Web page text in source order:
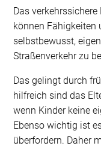
Das
können Fähigkeiten
selbstbewusst,
Straßenverkehr zu
Das gelingt durch
hilfreich sind das
wenn Kinder keine
Ebenso wichtig ist
überfordern. Daher